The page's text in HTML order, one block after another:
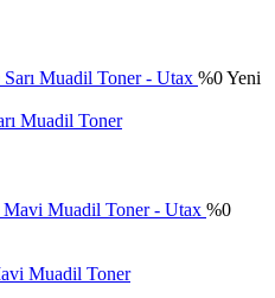
%0Yeni
Muadil Toner
%0
Muadil Toner